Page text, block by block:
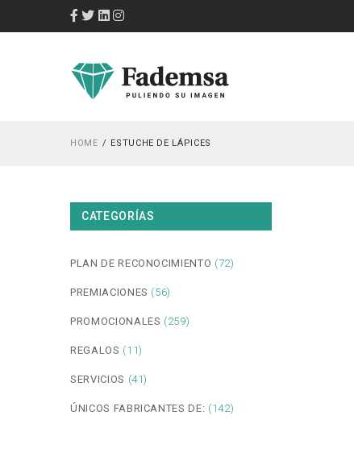
HOME ESTUCHE DE LÁPICES
CATEGORÍAS
PLAN DE RECONOCIMIENTO (72)
PREMIACIONES (56)
PROMOCIONALES (259)
REGALOS (11)
SERVICIOS (41)
ÚNICOS FABRICANTES DE: (142)